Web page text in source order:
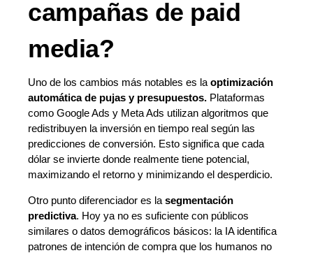
campañas de paid
media?
Uno de los cambios más notables es la optimización
automática de pujas y presupuestos. Plataformas
como Google Ads y Meta Ads utilizan algoritmos que
redistribuyen la inversión en tiempo real según las
predicciones de conversión. Esto significa que cada
dólar se invierte donde realmente tiene potencial,
maximizando el retorno y minimizando el desperdicio.
Otro punto diferenciador es la segmentación
predictiva. Hoy ya no es suficiente con públicos
similares o datos demográficos básicos: la IA identifica
patrones de intención de compra que los humanos no